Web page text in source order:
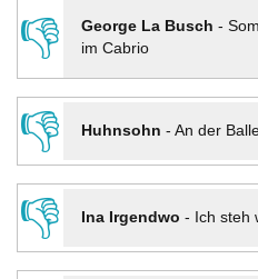
👎
George La Busch -
im Cabrio
👎
Huhnsohn - An der
👎
Ina Irgendwo - Ich steh